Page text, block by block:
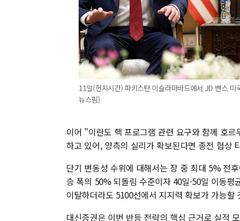
11일(현지시간) 파키스탄 이슬라마바드에서 JD 밴스
뉴스핌]
이어 "이란도 핵 프로그램 관련 요구와 함께 호
하고 있어, 양측의 실리가 확보된다면 종전 협상
단기 변동성 수위에 대해서는 장 중 최대 5% 전
승 폭의 50% 되돌림 수준이자 40일·50일 이동
이탈하더라도 5100선에서 지지력 확보가 가능할
대신증권은 이번 반등 전략의 핵심 근거로 실적